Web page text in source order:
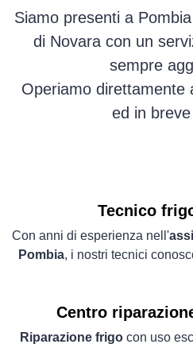
Siamo presenti a
di Novara con un
sempre
Operiamo direttamente
ed in
Tecnico
Con anni di esperienza nell'
Pombia, i nostri tecnici
Centro
Riparazione frigo con uso